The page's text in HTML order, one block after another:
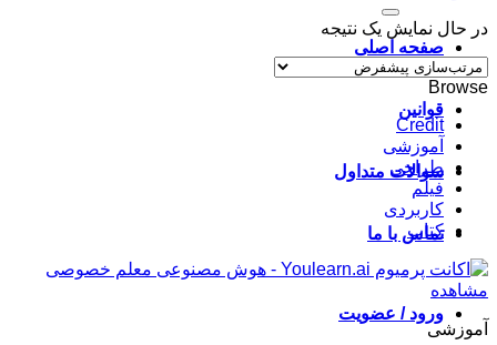
صفحه اصلی
قوانین
سوالات متداول
تماس با ما
ورود / عضویت
در حال نمایش یک نتیجه
Browse
Credit
آموزشی
طراحی
فیلم
کاربردی
کتاب
مشاهده
آموزشی